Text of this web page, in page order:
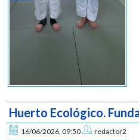
Huerto Ecológico.
16/06/2026, 09:50 redactor2